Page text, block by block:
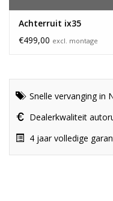
Achterruit ix35
€499,00 excl. montage
Snelle vervanging
Dealerkwaliteit
4 jaar volledige